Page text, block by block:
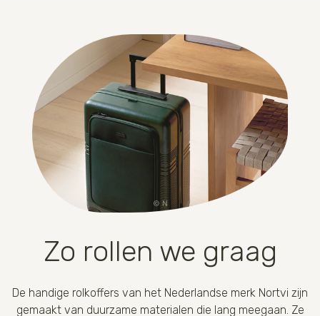
N
Zo rollen we graag
De handige rolkoffers van het Nederlandse merk Nortvi zijn
gemaakt van duurzame materialen die lang meegaan. Ze